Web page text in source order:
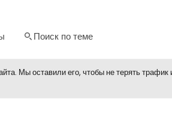
Поиск по теме
Мы оставили его, чтобы не терять трафик